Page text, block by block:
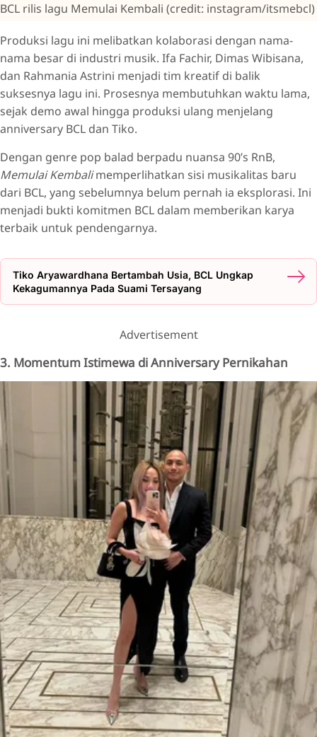
BCL rilis lagu Memulai Kembali (credit: instagram/itsmebcl)
Produksi lagu ini melibatkan kolaborasi dengan nama-
nama besar di industri musik. Ifa Fachir, Dimas Wibisana,
dan Rahmania Astrini menjadi tim kreatif di balik
suksesnya lagu ini. Prosesnya membutuhkan waktu lama,
sejak demo awal hingga produksi ulang menjelang
anniversary BCL dan Tiko.
Dengan genre pop balad berpadu nuansa 90’s RnB,
Memulai Kembalimemperlihatkan sisi musikalitas baru
dari BCL, yang sebelumnya belum pernah ia eksplorasi. Ini
menjadi bukti komitmen BCL dalam memberikan karya
terbaik untuk pendengarnya.
Tiko Aryawardhana Bertambah Usia, BCL Ungkap
Kekagumannya Pada Suami Tersayang
Advertisement
3. Momentum Istimewa di Anniversary Pernikahan